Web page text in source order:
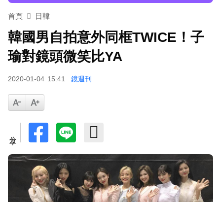
首頁 日韓
韓國男自拍意外同框TWICE！子
瑜對鏡頭微笑比YA
2020-01-04 15:41 鏡週刊